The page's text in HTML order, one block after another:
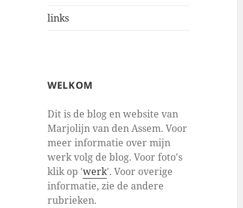
links
WELKOM
Dit is de blog en website van
Marjolijn van den Assem. Voor
meer informatie over mijn
werk volg de blog. Voor foto's
klik op 'werk'. Voor overige
informatie, zie de andere
rubrieken.